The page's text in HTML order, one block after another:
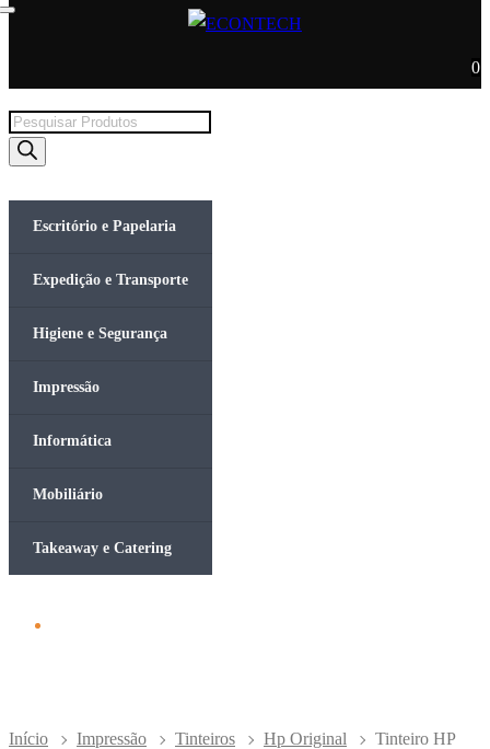
0
Products
search
Escritório e Papelaria
Expedição e Transporte
Higiene e Segurança
Impressão
Informática
Mobiliário
Takeaway e Catering
Início Impressão Tinteiros Hp Original
Tinteiro HP